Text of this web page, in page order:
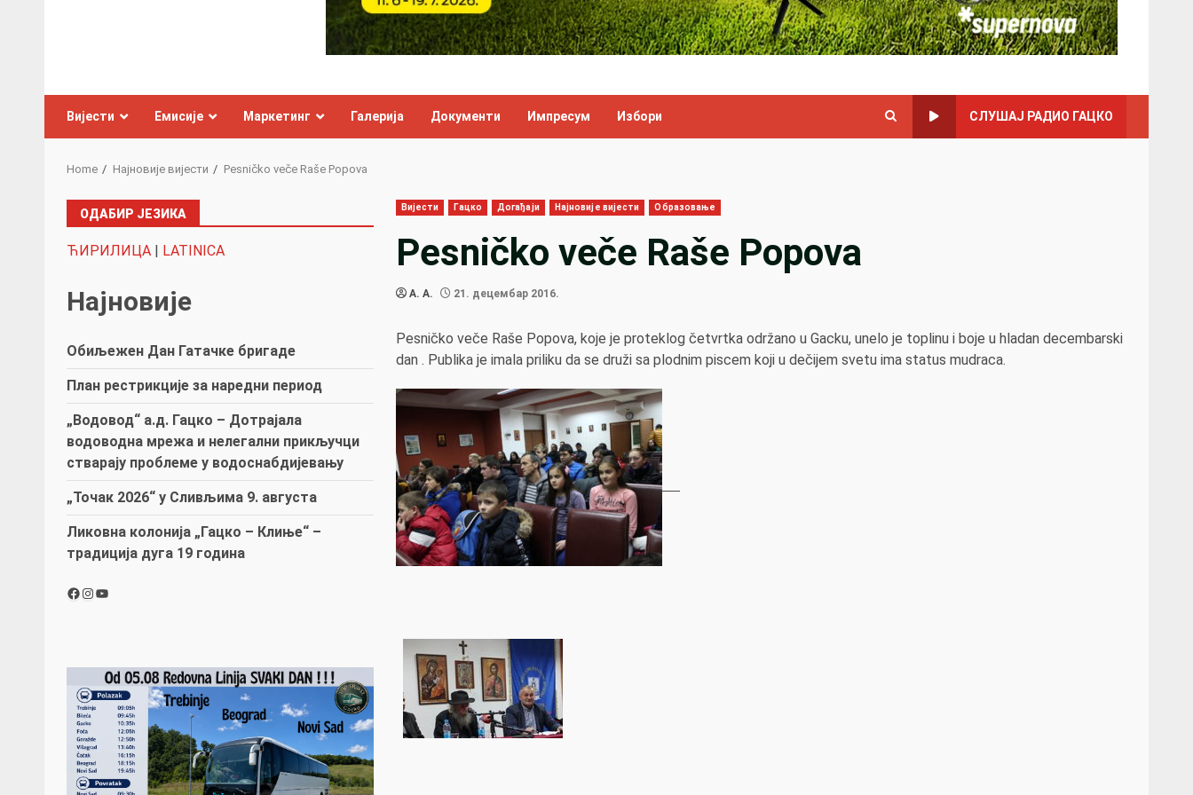
Вијести Емисије Маркетинг Галерија Документи Импресум Избори СЛУШАЈ РАДИО ГАЦКО
Home Најновије вијести Pesničko veče Raše Popova
Вијести Гацко Догађаји Најновије вијести Образовање
Pesničko veče Raše Popova
A. A. 21. децембар 2016.
Pesničko veče Raše Popova, koje je proteklog četvrtka održano u Gacku, unelo je toplinu i boje u hladan decembarski
dan . Publika je imala priliku da se druži sa plodnim piscem koji u dečijem svetu ima status mudraca.
ОДАБИР ЈЕЗИКА
ЋИРИЛИЦА | LATINICA
Најновије
Обиљежен Дан Гатачке бригаде
План рестрикције за наредни период
„Водовод“ а.д. Гацко – Дотрајала
водоводна мрежа и нелегални прикључци
стварају проблеме у водоснабдијевању
„Точак 2026“ у Сливљима 9. августа
Ликовна колонија „Гацко – Клиње“ –
традиција дуга 19 година
Facebook
Instagram
YouTube